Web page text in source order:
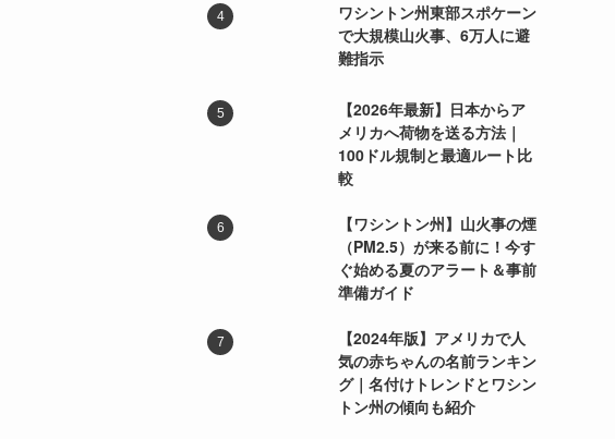
ワシントン州東部スポケーン
で大規模山火事、6万人に避
難指示
【2026年最新】日本からア
メリカへ荷物を送る方法｜
100ドル規制と最適ルート比
較
【ワシントン州】山火事の煙
（PM2.5）が来る前に！今す
ぐ始める夏のアラート＆事前
準備ガイド
【2024年版】アメリカで人
気の赤ちゃんの名前ランキン
グ｜名付けトレンドとワシン
トン州の傾向も紹介